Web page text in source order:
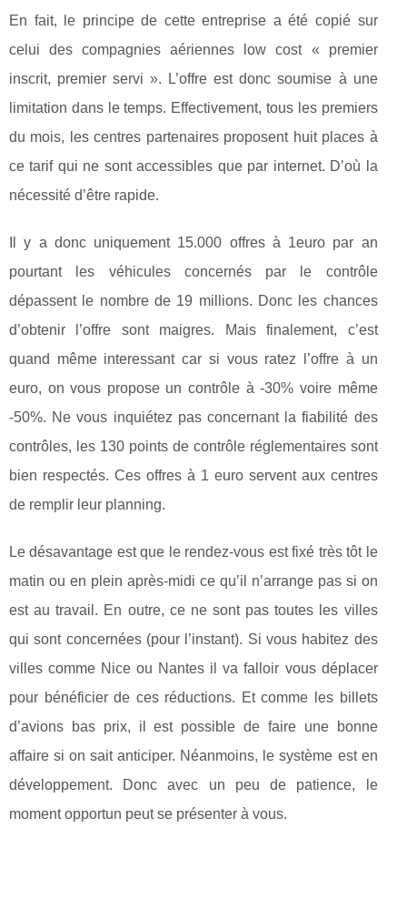
En fait, le principe de cette entreprise a été copié sur
celui des compagnies aériennes low cost « premier
inscrit, premier servi ». L’offre est donc soumise à une
limitation dans le temps. Effectivement, tous les premiers
du mois, les centres partenaires proposent huit places à
ce tarif qui ne sont accessibles que par internet. D’où la
nécessité d’être rapide.
Il y a donc uniquement 15.000 offres à 1euro par an
pourtant les véhicules concernés par le contrôle
dépassent le nombre de 19 millions. Donc les chances
d’obtenir l’offre sont maigres. Mais finalement, c’est
quand même interessant car si vous ratez l’offre à un
euro, on vous propose un contrôle à -30% voire même
-50%. Ne vous inquiétez pas concernant la fiabilité des
contrôles, les 130 points de contrôle réglementaires sont
bien respectés. Ces offres à 1 euro servent aux centres
de remplir leur planning.
Le désavantage est que le rendez-vous est fixé très tôt le
matin ou en plein après-midi ce qu’il n’arrange pas si on
est au travail. En outre, ce ne sont pas toutes les villes
qui sont concernées (pour l’instant). Si vous habitez des
villes comme Nice ou Nantes il va falloir vous déplacer
pour bénéficier de ces réductions. Et comme les billets
d’avions bas prix, il est possible de faire une bonne
affaire si on sait anticiper. Néanmoins, le système est en
développement. Donc avec un peu de patience, le
moment opportun peut se présenter à vous.